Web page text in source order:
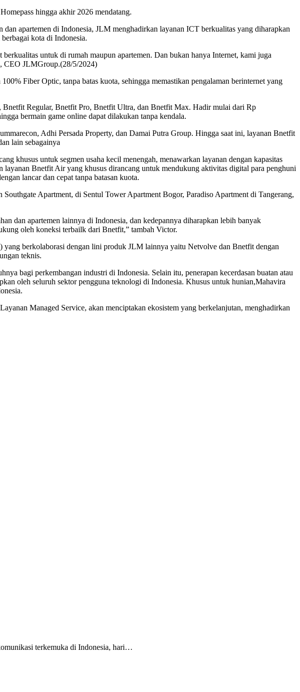
hingga akhir 2026 mendatang.
apartemen di Indonesia, JLM menghadirkan layanan ICT berkualitas yang diharapkan
kota di Indonesia.
untuk di rumah maupun apartemen. Dan bukan hanya Internet, kami juga
CEO JLMGroup.(28/5/2024)
Fiber Optic, tanpa batas kuota, sehingga memastikan pengalaman berinternet yang
Bnetfit Regular, Bnetfit Pro, Bnetfit Ultra, dan Bnetfit Max. Hadir mulai dari Rp
bermain game online dapat dilakukan tanpa kendala.
Adhi Persada Property, dan Damai Putra Group. Hingga saat ini, layanan Bnetfit
lain sebagainya
khusus untuk segmen usaha kecil menengah, menawarkan layanan dengan kapasitas
Bnetfit Air yang khusus dirancang untuk mendukung aktivitas digital para penghuni
lancar dan cepat tanpa batasan kuota.
Apartment, di Sentul Tower Apartment Bogor, Paradiso Apartment di Tangerang,
dan apartemen lainnya di Indonesia, dan kedepannya diharapkan lebih banyak
oleh koneksi terbailk dari Bnetfit,” tambah Victor.
berkolaborasi dengan lini produk JLM lainnya yaitu Netvolve dan Bnetfit dengan
teknis.
bagi perkembangan industri di Indonesia. Selain itu, penerapan kecerdasan buatan atau
oleh seluruh sektor pengguna teknologi di Indonesia. Khusus untuk hunian,Mahavira
Managed Service, akan menciptakan ekosistem yang berkelanjutan, menghadirkan
terkemuka di Indonesia, hari…